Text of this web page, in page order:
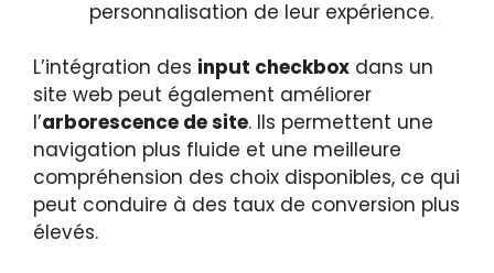
personnalisation de leur expérience.
L’intégration des input checkbox dans un
site web peut également améliorer
l’arborescence de site. Ils permettent une
navigation plus fluide et une meilleure
compréhension des choix disponibles, ce qui
peut conduire à des taux de conversion plus
élevés.